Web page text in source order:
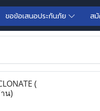
ขอข้อเสนอประกันภัย ส
(
น)